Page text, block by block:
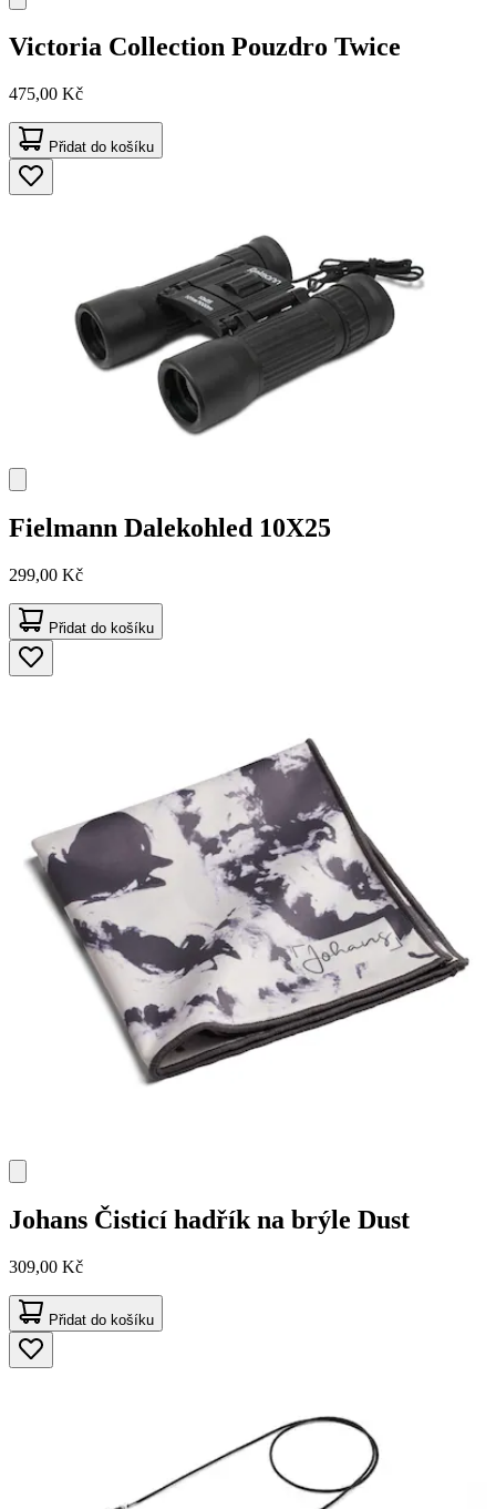
Victoria Collection Pouzdro Twice
475,00 Kč
Přidat do košíku
Fielmann Dalekohled 10X25
299,00 Kč
Přidat do košíku
Johans Čisticí hadřík na brýle Dust
309,00 Kč
Přidat do košíku